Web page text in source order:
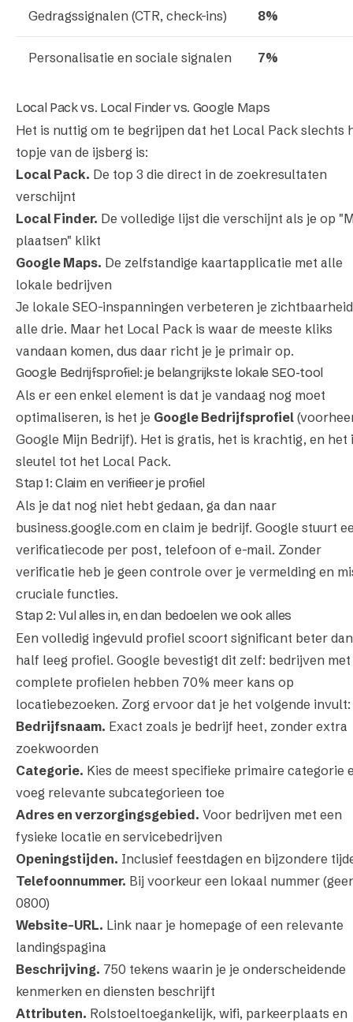
Gedragssignalen (CTR, check-ins) 8%
Personalisatie en sociale signalen 7%
Local Pack vs. Local Finder vs. Google Maps
Het is nuttig om te begrijpen dat het Local Pack slechts
topje van de ijsberg is:
Local Pack. De top 3 die direct in de zoekresultaten
verschijnt
Local Finder. De volledige lijst die verschijnt als je op
plaatsen" klikt
Google Maps. De zelfstandige kaartapplicatie met alle
lokale bedrijven
Je lokale SEO-inspanningen verbeteren je
alle drie. Maar het Local Pack is waar de meeste kliks
vandaan komen, dus daar richt je je primair op.
Google Bedrijfsprofiel: je belangrijkste lokale SEO-tool
Als er een enkel element is dat je vandaag nog moet
optimaliseren, is het je Google Bedrijfsprofiel
Google Mijn Bedrijf). Het is gratis, het is krachtig, en het
sleutel tot het Local Pack.
Stap 1: Claim en verifieer je profiel
Als je dat nog niet hebt gedaan, ga dan naar
business.google.com en claim je bedrijf. Google stuurt
verificatiecode per post, telefoon of e-mail. Zonder
verificatie heb je geen controle over je vermelding en
cruciale functies.
Stap 2: Vul alles in, en dan bedoelen we ook alles
Een volledig ingevuld profiel scoort significant beter
half leeg profiel. Google bevestigt dit zelf: bedrijven met
complete profielen hebben 70% meer kans op
locatiebezoeken. Zorg ervoor dat je het volgende invult:
Bedrijfsnaam. Exact zoals je bedrijf heet, zonder extra
zoekwoorden
Categorie. Kies de meest specifieke primaire categorie
voeg relevante subcategorieen toe
Adres en verzorgingsgebied. Voor bedrijven met een
fysieke locatie en servicebedrijven
Openingstijden. Inclusief feestdagen en bijzondere
Telefoonnummer. Bij voorkeur een lokaal nummer
0800)
Website-URL. Link naar je homepage of een relevante
landingspagina
Beschrijving. 750 tekens waarin je je onderscheidende
kenmerken en diensten beschrijft
Attributen. Rolstoeltoegankelijk, wifi, parkeerplaats en